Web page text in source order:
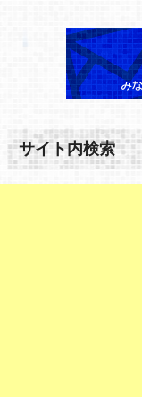
サイト内検索